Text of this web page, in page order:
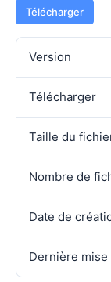
Télécharger
Version
Télécharger
Taille du
Nombre de
Date de
Dernière mise